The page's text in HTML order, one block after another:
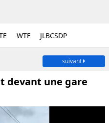
WTF JLBCSDP
suivant
devant une gare